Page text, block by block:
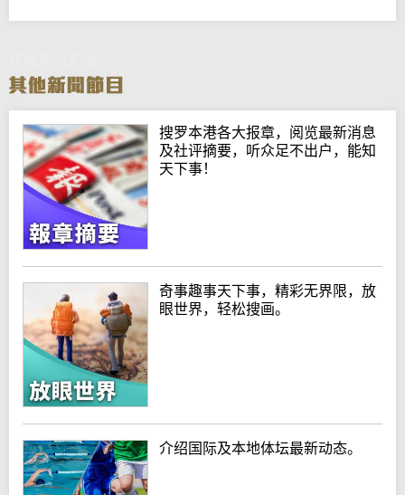
搜罗本港各大报章，阅览最新消息
及社评摘要，听众足不出户，能知
天下事！
奇事趣事天下事，精彩无界限，放
眼世界，轻松搜画。
介绍国际及本地体坛最新动态。